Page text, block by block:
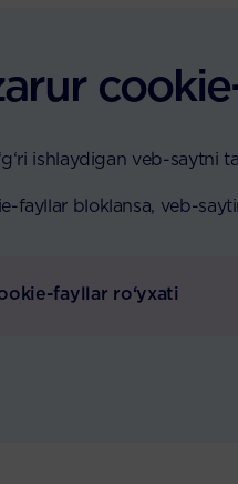
ishlaydigan veb-
fayllar bloklansa, veb-
fayllar ro‘yxati